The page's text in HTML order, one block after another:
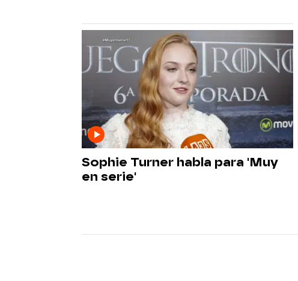
Sophie Turner habla para 'Muy
en serie'